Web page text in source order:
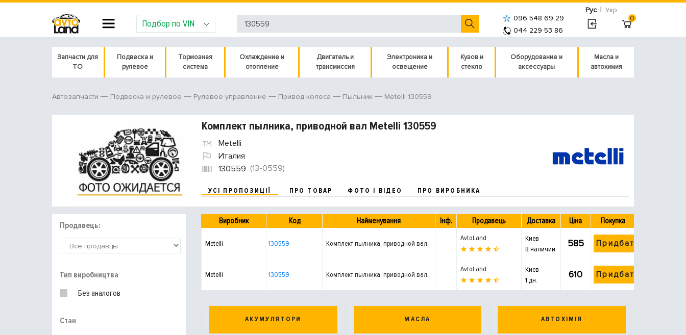
Рус | Укр
Подбор по VIN
096 548 69 29
044 229 53 86
0
Запчасти для
ТО
Подвеска и
рулевое
Тормозная
система
Охлаждение и
отопление
Двигатель и
трансмиссия
Электроника и
освещение
Кузов и
стекло
Оборудование и
аксессуары
Масла и
автохимия
Автозапчасти Подвеска и рулевое Рулевое управление Привод колеса Пыльник Metelli 130559
Комплект пылника, приводной вал Metelli 130559
Metelli
Италия
130559 (13-0559)
УСІ ПРОПОЗИЦІЇ ПРО ТОВАР ФОТО І ВІДЕО ПРО ВИРОБНИКА
Продавець:
Тип виробництва
Без аналогов
Стан
Виробник Код Найменування Інф. Продавець Доставка Ціна Покупка
Metelli 130559 Комплект пылника, приводной вал
AvtoLand
Киев
В наличии
585 Придбати
Metelli 130559 Комплект пылника, приводной вал
AvtoLand
Киев
1 дн.
610 Придбати
АКУМУЛЯТОРИ МАСЛА АВТОХІМІЯ